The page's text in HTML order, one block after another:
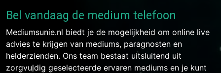
Bel vandaag de medium telefoon
Mediumsunie.nl biedt je de mogelijkheid om online live
advies te krijgen van mediums, paragnosten en
helderzienden. Ons team bestaat uitsluitend uit
zorgvuldig geselecteerde ervaren mediums en je kunt